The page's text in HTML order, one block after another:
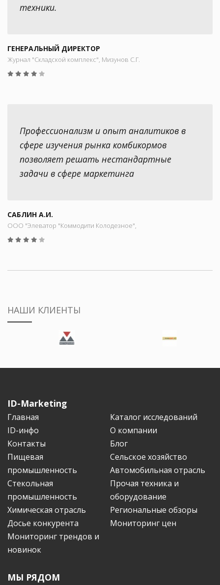
техники.
ГЕНЕРАЛЬНЫЙ ДИРЕКТОР
Журнал "Складской комплекс", Мизунов С.Г.
Профессионализм и опыт аналитиков в
сфере изучения рынка комбикормов
позволяет решать нестандартные
задачи в сфере маркетинга
САБЛИН А.И.
ООО "Элеватор "Коммодити Колодезное",
НАШИ КЛИЕНТЫ
ID-Marketing
Главная
Каталог исследований
ID-инфо
О компании
Контакты
Блог
Пищевая
промышленность
Сельское хозяйство
Автомобильная отрасль
Стекольная
промышленность
Прочая техника и
оборудование
Химическая отрасль
Региональные обзоры
Досье конкурента
Мониторинг цен
Мониторинг трендов и
новинок
МЫ РЯДОМ